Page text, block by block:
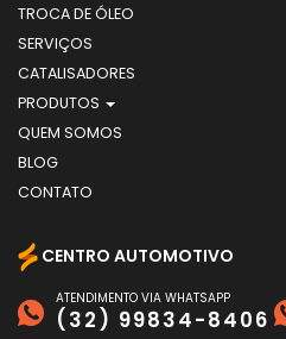
TROCA DE ÓLEO
SERVIÇOS
CATALISADORES
PRODUTOS
QUEM SOMOS
BLOG
CONTATO
CENTRO AUTOMOTIVO
ATENDIMENTO VIA WHATSAPP
(32) 99834-8406